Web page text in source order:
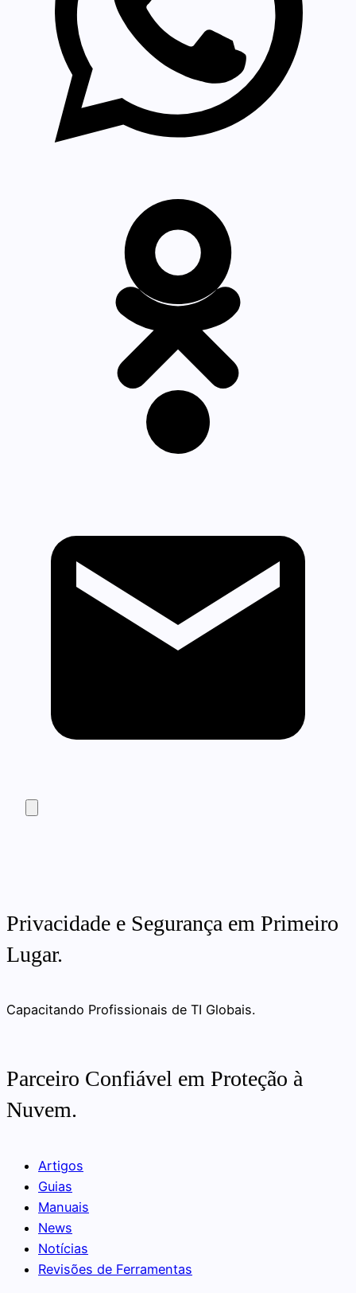
Privacidade e Segurança em Primeiro
Lugar.
Capacitando Profissionais de TI Globais.
Parceiro Confiável em Proteção à
Nuvem.
Artigos
Guias
Manuais
News
Notícias
Revisões de Ferramentas